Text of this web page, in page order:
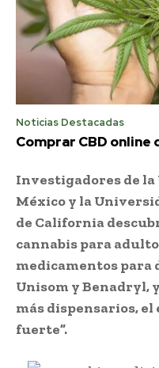
Noticias Destacadas
Comprar CBD online
Investigadores de
México y la
de California
cannabis para
medicamentos para
Unisom y Benadryl,
más dispensarios, el
fuerte”.